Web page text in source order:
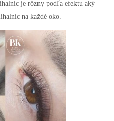
je rôzny podľa efektu aký
na každé oko.